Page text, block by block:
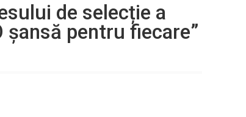
de selecție a
pentru fiecare”